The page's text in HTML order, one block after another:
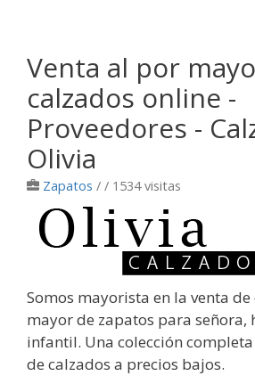
Venta al por
calzados online -
Proveedores -
Olivia
Zapatos / / 1534 visitas
Somos mayorista en la venta
mayor de zapatos para señora,
infantil. Una colección
de calzados a precios bajos.